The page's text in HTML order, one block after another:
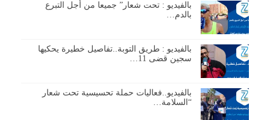
بالفيديو : تحت شعار” جميعا من أجل التبرع
بالدم…
بالفيديو : طريق التوبة..تفاصيل خطيرة يحكيها
سجين قضى 11…
بالفيديو..فعاليات حملة تحسيسية تحت شعار
“السلامة…